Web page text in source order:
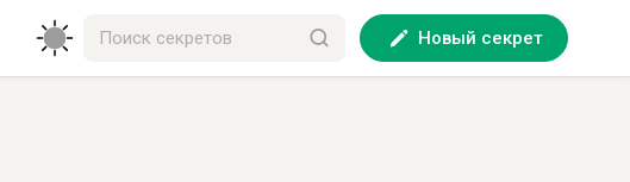
Новый секрет